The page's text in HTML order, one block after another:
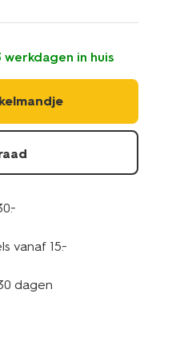
in huis
vanaf 15.-
dagen